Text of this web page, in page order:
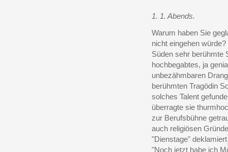
1. 1. Abends.
Warum haben Sie
nicht eingehen
Süden sehr berühmte
hochbegabtes, ja
unbezähmbaren
berühmten Tragödin
solches Talent
überragte sie
zur Berufsbühne
auch religiösen
"Dienstage"
"Noch jetzt habe ich